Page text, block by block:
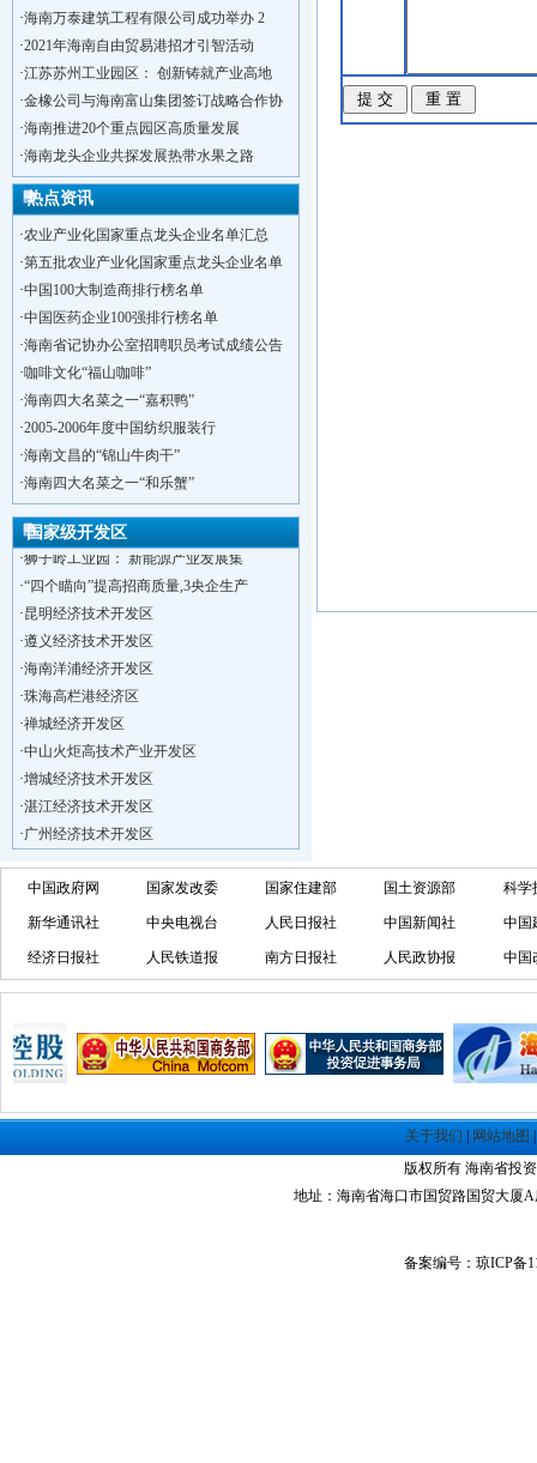
·海南万泰建筑工程有限公司成功举办 2
·2021年海南自由贸易港招才引智活动
·江苏苏州工业园区： 创新铸就产业高地
·金橡公司与海南富山集团签订战略合作协
·海南推进20个重点园区高质量发展
·海南龙头企业共探发展热带水果之路
热点资讯
·农业产业化国家重点龙头企业名单汇总
·第五批农业产业化国家重点龙头企业名单
·中国100大制造商排行榜名单
·中国医药企业100强排行榜名单
·海南省记协办公室招聘职员考试成绩公告
·咖啡文化“福山咖啡”
·海南四大名菜之一“嘉积鸭”
·2005-2006年度中国纺织服装行
·海南文昌的“锦山牛肉干”
·海南四大名菜之一“和乐蟹”
国家级开发区
·新加坡海口国家高新区国际创新创业中心
·狮子岭工业园： 新能源产业发展集
“四个瞄向”提高招商质量,3央企生产
昆明经济技术开发区
遵义经济技术开发区
海南洋浦经济开发区
珠海高栏港经济区
禅城经济开发区
中山火炬高技术产业开发区
增城经济技术开发区
湛江经济技术开发区
广州经济技术开发区
大亚湾经济技术开发区
海口今年将投入44.4亿元推进江东新
·新加坡海口国家高新区国际创新创业中心
·“四个瞄向”提高招商质量,3央企生产
·昆明经济技术开发区
·珠海高栏港经济区
中国政府网 国家发改委 国家住建部 国土资源部 科学
新华通讯社 中央电视台 人民日报社 中国新闻社 中国
经济日报社 人民铁道报 南方日报社 人民政协报 中国
关于我们 网站地图
版权所有 海南省投资
地址：海南省海口市国贸路国贸大厦A
备案编号：琼ICP备